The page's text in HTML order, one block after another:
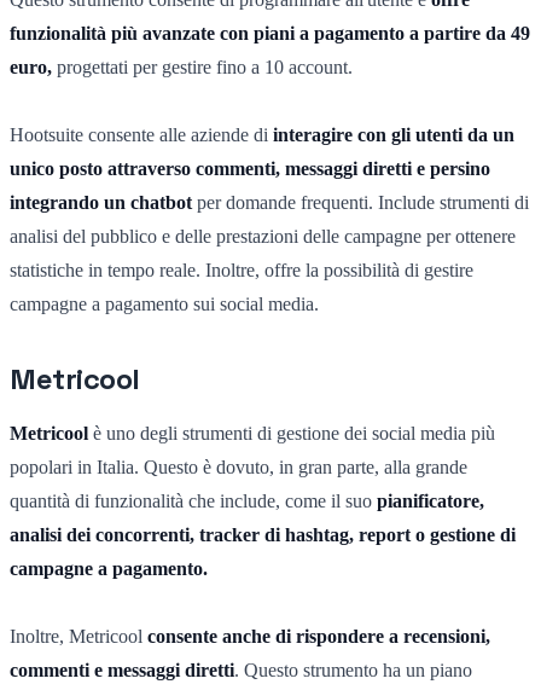
funzionalità più avanzate con piani a pagamento a partire da 49
euro, progettati per gestire fino a 10 account.
Hootsuite consente alle aziende di interagire con gli utenti da un
unico posto attraverso commenti, messaggi diretti e persino
integrando un chatbot per domande frequenti. Include strumenti di
analisi del pubblico e delle prestazioni delle campagne per ottenere
statistiche in tempo reale. Inoltre, offre la possibilità di gestire
campagne a pagamento sui social media.
Metricool
Metricool è uno degli strumenti di gestione dei social media più
popolari in Italia. Questo è dovuto, in gran parte, alla grande
quantità di funzionalità che include, come il suo pianificatore,
analisi dei concorrenti, tracker di hashtag, report o gestione di
campagne a pagamento.
Inoltre, Metricool consente anche di rispondere a recensioni,
commenti e messaggi diretti. Questo strumento ha un piano